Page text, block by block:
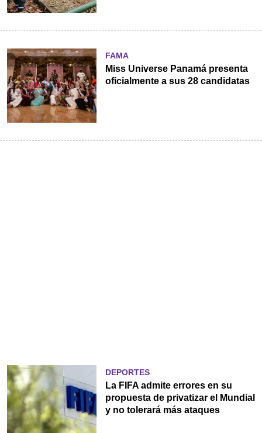
FAMA
Miss Universe Panamá presenta
oficialmente a sus 28 candidatas
DEPORTES
La FIFA admite errores en su
propuesta de privatizar el Mundial
y no tolerará más ataques